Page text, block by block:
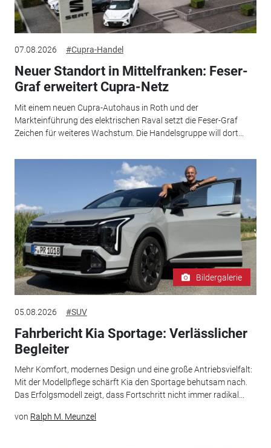
07.08.2026 #Cupra-Handel
Neuer Standort in Mittelfranken: Feser-
Graf erweitert Cupra-Netz
Mit einem neuen Cupra-Autohaus in Roth und der
Markteinführung des elektrischen Raval setzt die Feser-Graf
Zeichen für weiteres Wachstum. Die Handelsgruppe will dort...
Bildergalerie
05.08.2026 #SUV
Fahrbericht Kia Sportage: Verlässlicher
Begleiter
Mehr Komfort, modernes Design und eine große Antriebsvielfalt:
Mit der Modellpflege schärft Kia den Sportage behutsam nach.
Das Erfolgsmodell zeigt, dass Fortschritt nicht immer radikal...
von Ralph M. Meunzel